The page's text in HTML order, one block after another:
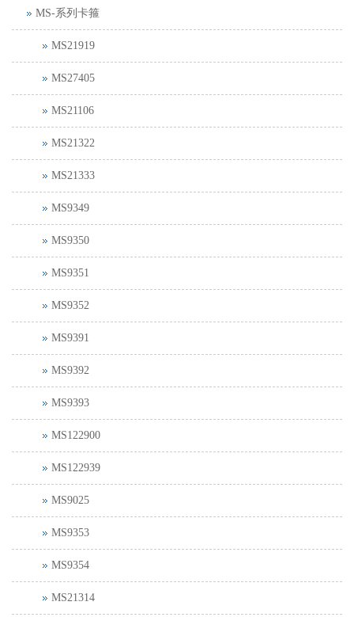
MS-系列卡箍
MS21919
MS27405
MS21106
MS21322
MS21333
MS9349
MS9350
MS9351
MS9352
MS9391
MS9392
MS9393
MS122900
MS122939
MS9025
MS9353
MS9354
MS21314